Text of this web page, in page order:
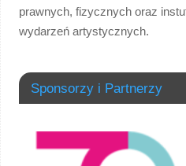
prawnych, fizycznych oraz
wydarzeń artystycznych.
Sponsorzy i Partnerzy